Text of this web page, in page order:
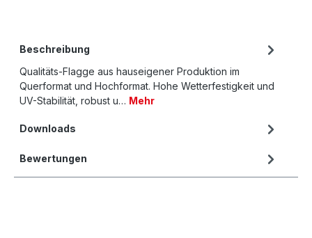
Beschreibung
Qualitäts-Flagge aus hauseigener Produktion im
Querformat und Hochformat. Hohe Wetterfestigkeit und
UV-Stabilität, robust u… Mehr
Downloads
Bewertungen